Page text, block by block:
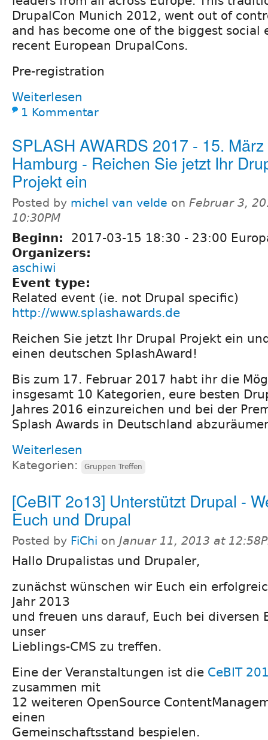
DrupalCon Munich 2012, went out of
and has become one of the biggest social
recent European DrupalCons.
Pre-registration
Weiterlesen
1 Kommentar
SPLASH AWARDS 2017 - 15.
Hamburg - Reichen Sie jetzt Ihr
Projekt ein
Posted by michel van velde on Februar 3,
10:30PM
Beginn: 2017-03-15 18:30 - 23:00
Organizers:
aschiwi
Event type:
Related event (ie. not Drupal specific)
http://www.splashawards.de
Reichen Sie jetzt Ihr Drupal Projekt ein
einen deutschen SplashAward!
Bis zum 17. Februar 2017 habt ihr die
insgesamt 10 Kategorien, eure besten
Jahres 2016 einzureichen und bei der
Splash Awards in Deutschland
Weiterlesen
Kategorien: Gruppen Treffen
[CeBIT 2o13] Unterstützt Drupal -
Euch und Drupal
Posted by FiChi on Januar 11, 2013 at
Hallo Drupalistas und Drupaler,
zunächst wünschen wir Euch ein
Jahr 2013
und freuen uns darauf, Euch bei diversen
unser
Lieblings-CMS zu treffen.
Eine der Veranstaltungen ist die CeBIT
zusammen mit
12 weiteren OpenSource
einen
Gemeinschaftsstand bespielen.